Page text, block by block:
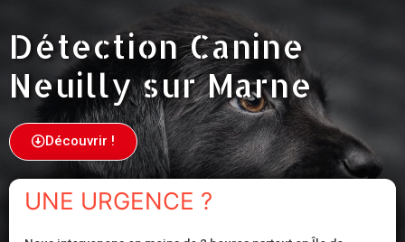
Détection Canine
Neuilly sur Marne
Découvrir !
UNE URGENCE ?